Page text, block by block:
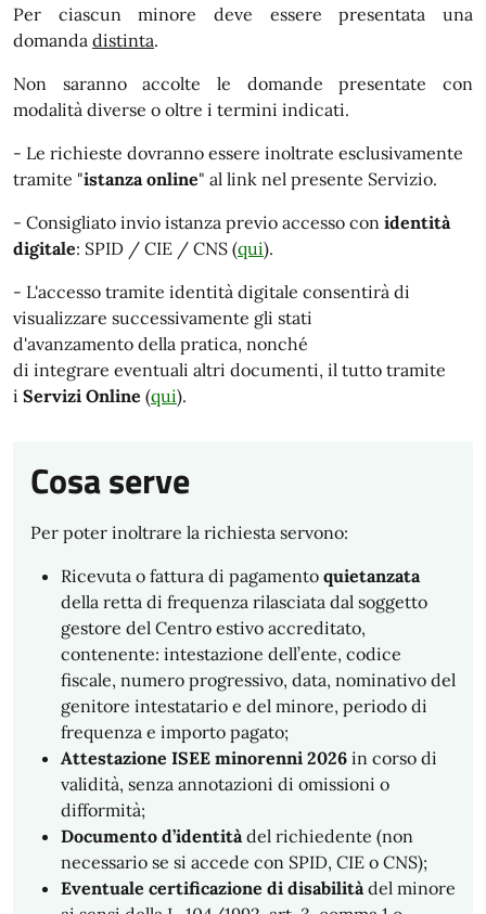
Per ciascun minore deve essere presentata una
domanda distinta.
Non saranno accolte le domande presentate con
modalità diverse o oltre i termini indicati.
- Le richieste dovranno essere inoltrate esclusivamente
tramite "istanza online" al link nel presente Servizio.
- Consigliato invio istanza previo accesso con identità
digitale: SPID / CIE / CNS (qui).
- L'accesso tramite identità digitale consentirà di
visualizzare successivamente gli stati
d'avanzamento della pratica, nonché
di integrare eventuali altri documenti, il tutto tramite
i Servizi Online (qui).
Cosa serve
Per poter inoltrare la richiesta servono:
Ricevuta o fattura di pagamento quietanzata
della retta di frequenza rilasciata dal soggetto
gestore del Centro estivo accreditato,
contenente: intestazione dell’ente, codice
fiscale, numero progressivo, data, nominativo del
genitore intestatario e del minore, periodo di
frequenza e importo pagato;
Attestazione ISEE minorenni 2026 in corso di
validità, senza annotazioni di omissioni o
difformità;
Documento d’identitàdel richiedente (non
necessario se si accede con SPID, CIE o CNS);
Eventuale certificazione di disabilitàdel minore